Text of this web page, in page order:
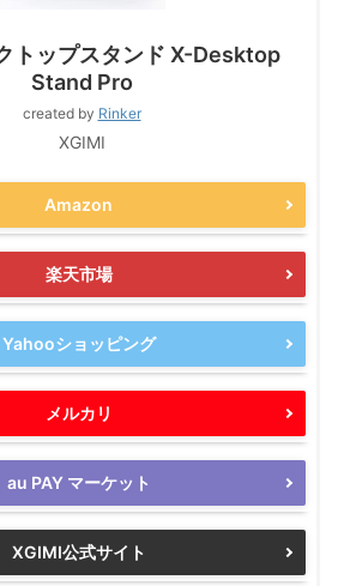
トップスタンド X-Desktop
Stand Pro
created by Rinker
XGIMI
Amazon
楽天市場
Yahooショッピング
メルカリ
au PAY マーケット
XGIMI公式サイト